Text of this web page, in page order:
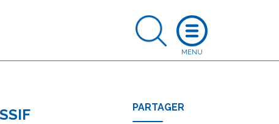
PARTAGER